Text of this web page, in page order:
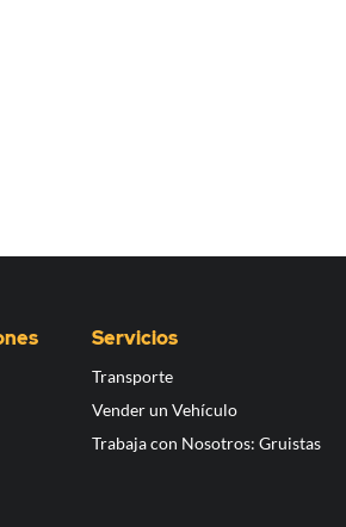
Servicios
Transporte
Vender un Vehículo
Trabaja con Nosotros: Gruistas